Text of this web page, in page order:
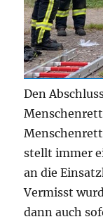
Den
stellt immer
an die
Vermisst
dann auch